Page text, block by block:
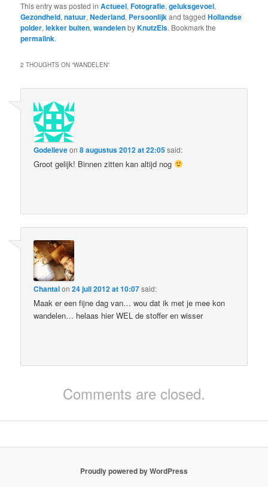
This entry was posted inActueel,Fotografie,geluksgevoel,
Gezondheid,natuur,Nederland, Persoonlijkand taggedHollandse
polder,lekker buiten,wandelenbyKnutzEls. Bookmark the
permalink.
2 THOUGHTS ON “WANDELEN”
Godelieveon8 augustus 2012 at 22:05said:
Groot gelijk! Binnen zitten kan altijd nog
Chantalon24 juli 2012 at 10:07said:
Maak er een fijne dag van… wou dat ik met je mee kon
wandelen… helaas hier WEL de stoffer en wisser
Comments are closed.
Proudly powered by WordPress